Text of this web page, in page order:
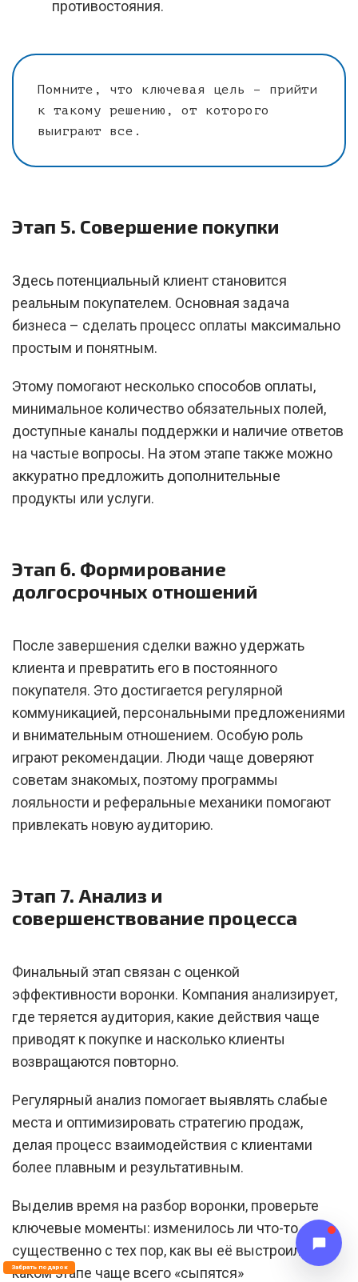
противостояния.
Помните, что ключевая цель – прийти
к такому решению, от которого
выиграют все.
Этап 5. Совершение покупки
Здесь потенциальный клиент становится
реальным покупателем. Основная задача
бизнеса – сделать процесс оплаты максимально
простым и понятным.
Этому помогают несколько способов оплаты,
минимальное количество обязательных полей,
доступные каналы поддержки и наличие ответов
на частые вопросы. На этом этапе также можно
аккуратно предложить дополнительные
продукты или услуги.
Этап 6. Формирование
долгосрочных отношений
После завершения сделки важно удержать
клиента и превратить его в постоянного
покупателя. Это достигается регулярной
коммуникацией, персональными предложениями
и внимательным отношением. Особую роль
играют рекомендации. Люди чаще доверяют
советам знакомых, поэтому программы
лояльности и реферальные механики помогают
привлекать новую аудиторию.
Этап 7. Анализ и
совершенствование процесса
Финальный этап связан с оценкой
эффективности воронки. Компания анализирует,
где теряется аудитория, какие действия чаще
приводят к покупке и насколько клиенты
возвращаются повторно.
Регулярный анализ помогает выявлять слабые
места и оптимизировать стратегию продаж,
делая процесс взаимодействия с клиентами
более плавным и результативным.
Выделив время на разбор воронки, проверьте
ключевые моменты: изменилось ли что-то
существенно с тех пор, как вы её выстроили? На
каком этапе чаще всего «сыпятся»
Забрать подарок